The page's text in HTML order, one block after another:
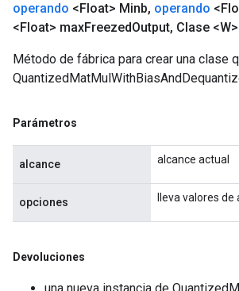
operando <Float> Minb, operando
<Float> maxFreezedOutput, Clase
Método de fábrica para crear una clase
Parámetros
alcance alcance actual
opciones lleva valores
Devoluciones